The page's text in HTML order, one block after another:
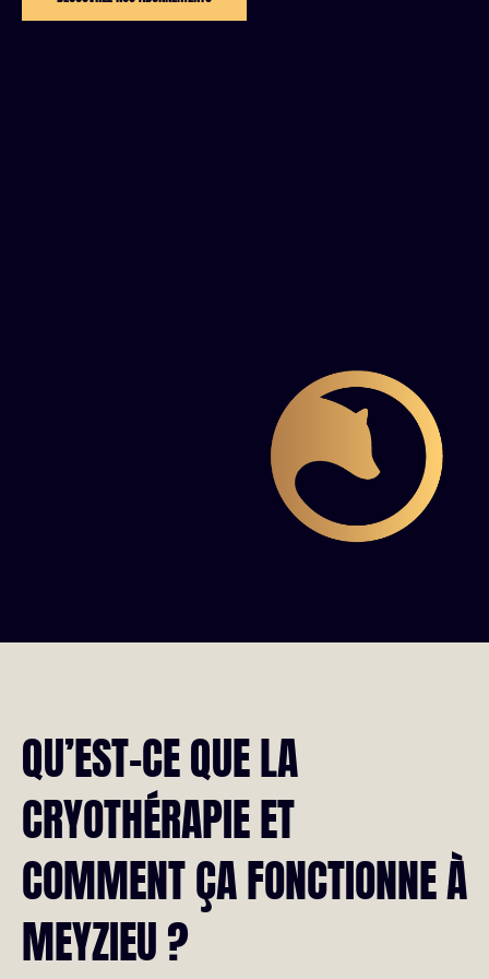
QU’EST-CE QUE LA
CRYOTHÉRAPIE ET
COMMENT ÇA FONCTIONNE À
MEYZIEU ?